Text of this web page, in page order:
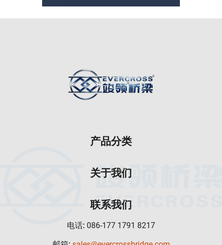
产品分类
关于我们
联系我们
电话: 086-177 1791 8217